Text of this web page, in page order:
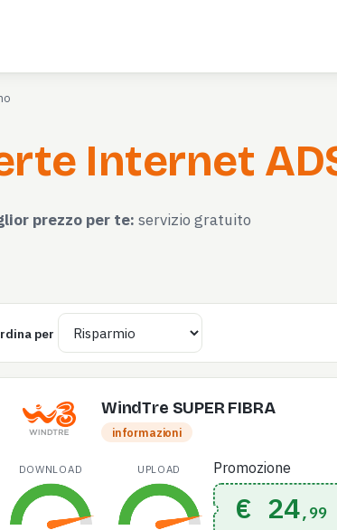
Internet
prezzo per te: servizio gratuito
per
WindTre SUPER FIBRA
informazioni
DOWNLOAD UPLOAD Promozione
€ 24,99